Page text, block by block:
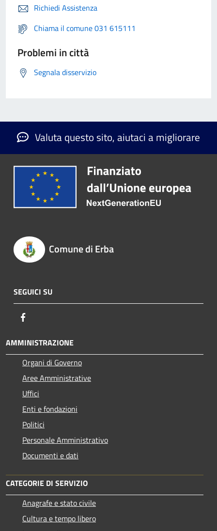
Richiedi Assistenza
Chiama il comune 031 615111
Problemi in città
Segnala disservizio
Valuta questo sito, aiutaci a migliorare
Comune di Erba
SEGUICI SU
AMMINISTRAZIONE
Organi di Governo
Aree Amministrative
Uffici
Enti e fondazioni
Politici
Personale Amministrativo
Documenti e dati
CATEGORIE DI SERVIZIO
Anagrafe e stato civile
Cultura e tempo libero